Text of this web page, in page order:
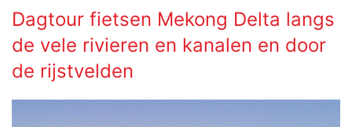
Dagtour fietsen Mekong Delta langs
de vele rivieren en kanalen en door
de rijstvelden